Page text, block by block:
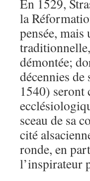
En 1529,
la
pensée,
démontée;
décennies
1540) seront
sceau de sa
cité
ronde, en
l’inspirateur